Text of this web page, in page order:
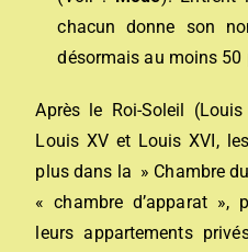
chacun donne son
désormais au moins 50
Après le Roi-Soleil
Louis XV et Louis XVI,
plus dans la » Chambre
« chambre d’apparat »,
leurs appartements